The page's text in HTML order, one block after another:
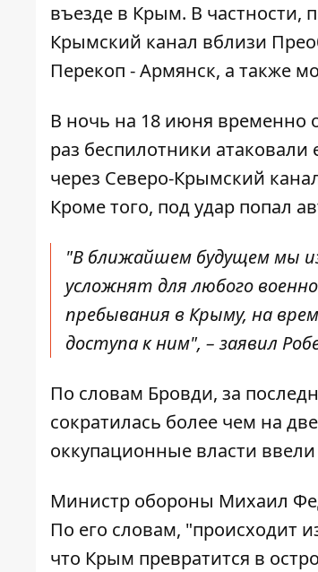
въезде в Крым. В частности,
Крымский канал вблизи
Перекоп - Армянск, а также
В ночь на 18 июня временно
раз беспилотники
через Северо-Крымский
Кроме того, под удар попал
"В ближайшем будущем мы
усложнят для любого
пребывания в Крыму, на
доступа к ним", – заявил
По словам Бровди, за
сократилась более чем на
оккупационные власти
Министр обороны Михаил
По его словам, "происходит
что Крым превратится в